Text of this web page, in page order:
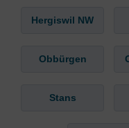
Hergiswil NW
Obbürgen
Stans